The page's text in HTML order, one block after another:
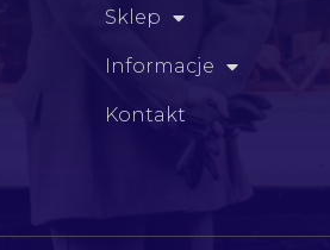
Sklep
Informacje
Kontakt